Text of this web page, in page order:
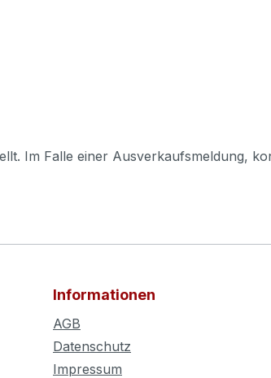
Im Falle einer Ausverkaufsmeldung,
Informationen
AGB
Datenschutz
Impressum